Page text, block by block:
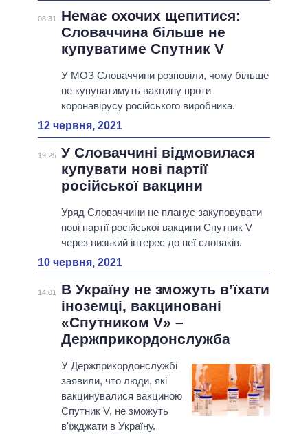
08:31
Немає охочих щепитися:
Словаччина більше не
купуватиме Спутник V
У МОЗ Словаччини розповіли, чому більше
не купуватимуть вакцину проти
коронавірусу російського виробника.
12 червня, 2021
19:25 У Словаччині відмовилася
купувати нові партії
російської вакцини
Уряд Словаччини не планує закуповувати
нові партії російської вакцини Спутник V
через низький інтерес до неї словаків.
10 червня, 2021
14:01
В Україну не зможуть в’їхати
іноземці, вакциновані
«Спутником V» –
Держприкордонслужба
У Держприкордонслужбі
заявили, что люди, які
вакцинувалися вакциною
Спутник V, не зможуть
в'їжджати в Україну.